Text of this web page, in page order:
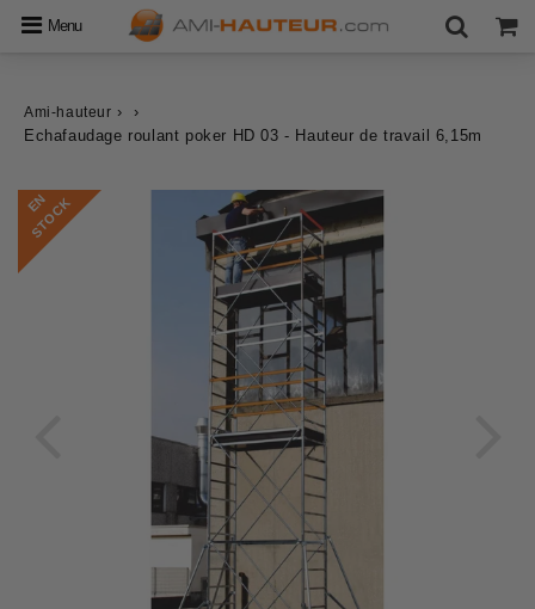
Menu
Ami-hauteur ›
›
Echafaudage roulant poker HD 03 - Hauteur de travail 6,15m
E
N
S
T
O
C
K